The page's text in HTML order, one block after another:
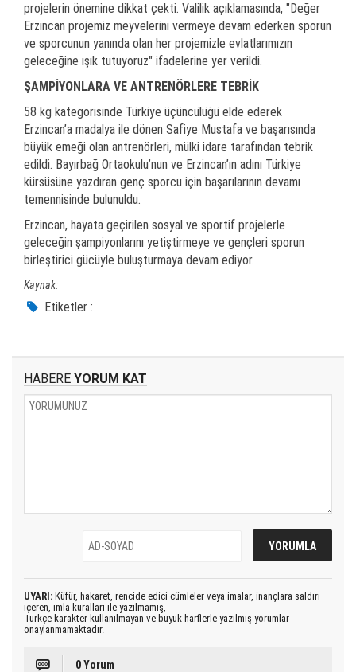
projelerin önemine dikkat çekti. Valilik açıklamasında, "Değer
Erzincan projemiz meyvelerini vermeye devam ederken sporun
ve sporcunun yanında olan her projemizle evlatlarımızın
geleceğine ışık tutuyoruz" ifadelerine yer verildi.
ŞAMPİYONLARA VE ANTRENÖRLERE TEBRİK
58 kg kategorisinde Türkiye üçüncülüğü elde ederek
Erzincan’a madalya ile dönen Safiye Mustafa ve başarısında
büyük emeği olan antrenörleri, mülki idare tarafından tebrik
edildi. Bayırbağ Ortaokulu’nun ve Erzincan’ın adını Türkiye
kürsüsüne yazdıran genç sporcu için başarılarının devamı
temennisinde bulunuldu.
Erzincan, hayata geçirilen sosyal ve sportif projelerle
geleceğin şampiyonlarını yetiştirmeye ve gençleri sporun
birleştirici gücüyle buluşturmaya devam ediyor.
Kaynak:
Etiketler :
HABERE YORUM KAT
UYARI: Küfür, hakaret, rencide edici cümleler veya imalar, inançlara saldırı
içeren, imla kuralları ile yazılmamış,
Türkçe karakter kullanılmayan ve büyük harflerle yazılmış yorumlar
onaylanmamaktadır.
0 Yorum